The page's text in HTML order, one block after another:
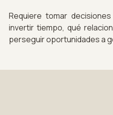
Requiere tomar
invertir tiempo, qué
perseguir oportunidades a